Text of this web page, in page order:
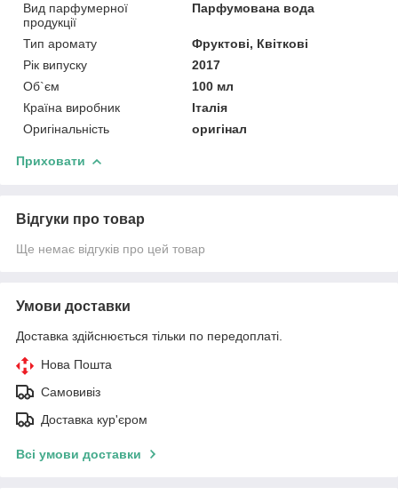
Вид парфумерної
продукції
Парфумована вода
Тип аромату
Фруктові, Квіткові
Рік випуску
2017
Об`єм
100 мл
Країна виробник
Італія
Оригінальність
оригінал
Приховати
Відгуки про товар
Ще немає відгуків про цей товар
Умови доставки
Доставка здійснюється тільки по передоплаті.
Нова Пошта
Самовивіз
Доставка кур'єром
Всі умови доставки